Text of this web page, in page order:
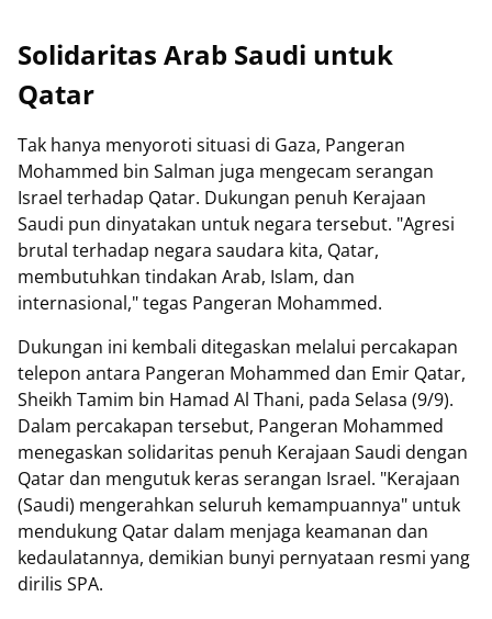
Solidaritas Arab Saudi untuk
Qatar
Tak hanya menyoroti situasi di Gaza, Pangeran
Mohammed bin Salman juga mengecam serangan
Israel terhadap Qatar. Dukungan penuh Kerajaan
Saudi pun dinyatakan untuk negara tersebut. "Agresi
brutal terhadap negara saudara kita, Qatar,
membutuhkan tindakan Arab, Islam, dan
internasional," tegas Pangeran Mohammed.
Dukungan ini kembali ditegaskan melalui percakapan
telepon antara Pangeran Mohammed dan Emir Qatar,
Sheikh Tamim bin Hamad Al Thani, pada Selasa (9/9).
Dalam percakapan tersebut, Pangeran Mohammed
menegaskan solidaritas penuh Kerajaan Saudi dengan
Qatar dan mengutuk keras serangan Israel. "Kerajaan
(Saudi) mengerahkan seluruh kemampuannya" untuk
mendukung Qatar dalam menjaga keamanan dan
kedaulatannya, demikian bunyi pernyataan resmi yang
dirilis SPA.